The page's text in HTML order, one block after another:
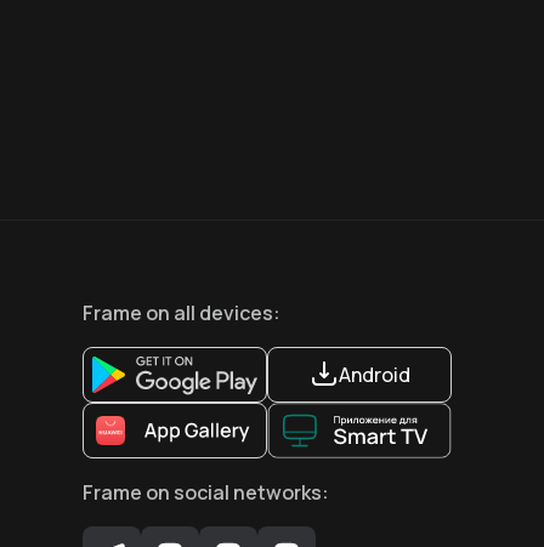
Frame on all devices:
Android
Frame on social networks: